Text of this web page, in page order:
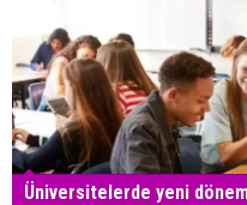
Üniversitelerde yeni